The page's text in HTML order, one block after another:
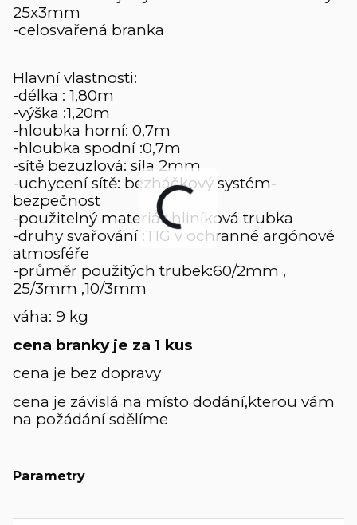
25x3mm
-celosvařená branka
Hlavní vlastnosti:
-délka : 1,80m
-výška :1,20m
-hloubka horní: 0,7m
-hloubka spodní :0,7m
-sítě bezuzlová: síla 2mm
-uchycení sítě: bezháčkový systém-
bezpečnost
-použitelný materiál: hliníková trubka
-druhy svařování :TIG v ochranné argónové
atmosféře
-průměr použitých trubek:60/2mm ,
25/3mm ,10/3mm
váha: 9 kg
cena branky je za 1 kus
cena je bez dopravy
cena je závislá na místo dodání,kterou vám
na požádání sdělíme
Parametry